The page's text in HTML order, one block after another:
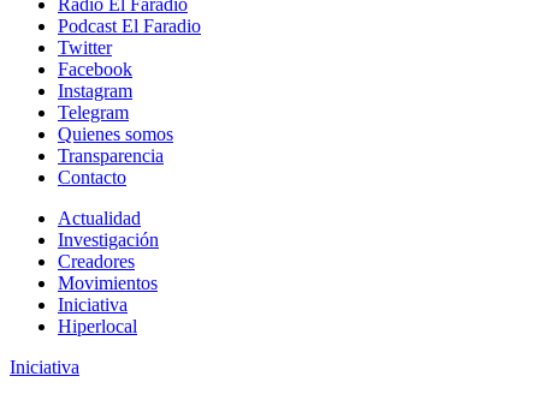
Radio El Faradio
Podcast El Faradio
Twitter
Facebook
Instagram
Telegram
Quienes somos
Transparencia
Contacto
Actualidad
Investigación
Creadores
Movimientos
Iniciativa
Hiperlocal
Iniciativa